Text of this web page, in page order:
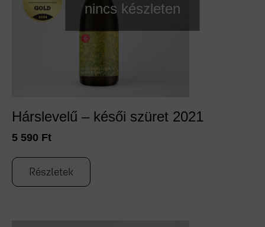
nincs készleten
Hárslevelű – késői szüret 2021
5 590 Ft
Részletek